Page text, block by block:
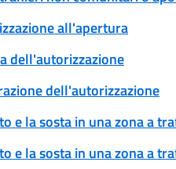
all'apertura
dell'autorizzazione
dell'autorizzazione
e la sosta in una zona a
e la sosta in una zona a